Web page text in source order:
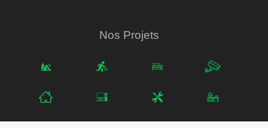
Nos Projets